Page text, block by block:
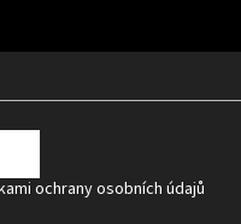
ochrany osobních údajů